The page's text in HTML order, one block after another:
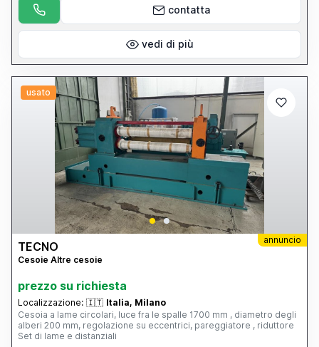
contatta
vedi di più
usato
annuncio
TECNO
Cesoie Altre cesoie
prezzo su richiesta
Localizzazione: 🇮🇹 Italia, Milano
Cesoia a lame circolari, luce fra le spalle 1700 mm , diametro degli
alberi 200 mm, regolazione su eccentrici, pareggiatore , riduttore
Set di lame e distanziali